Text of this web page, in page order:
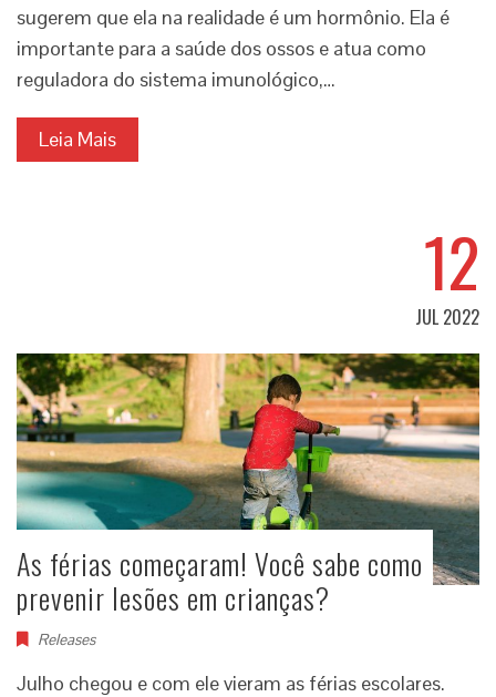
sugerem que ela na realidade é um hormônio. Ela é
importante para a saúde dos ossos e atua como
reguladora do sistema imunológico,…
Leia Mais
12
JUL 2022
As férias começaram! Você sabe como
prevenir lesões em crianças?
Releases
Julho chegou e com ele vieram as férias escolares.